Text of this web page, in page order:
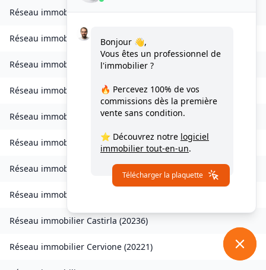
Réseau immobilierAmpriani(20272)
Réseau immobilierBarbaggio( 20253
Réseau immobilier Borgo(20290)
Réseau immobilier Calvi( 20260)
Réseau immobilier Campana (20229)
Réseau immobilier Canale-di-Verde( 20230 )
Réseau immobilier Casevecchie
Réseau immobilier
Réseau immobilier Castirla (20236)
Réseau immobilier Cervione (20221)
Bonjour 👋,
Vous êtes un professionnel de
l'immobilier ?
🔥 Percevez 100% de vos
commissions dès la première
vente sans condition.
⭐ Découvrez notre logiciel
immobilier tout-en-un.
Télécharger la plaquette